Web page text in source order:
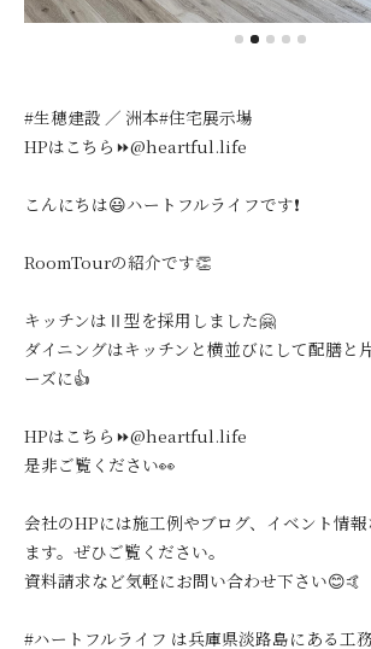
#生穂建設 ／ 洲本#住宅展示場
HPはこちら⏩@heartful.life
こんにちは😃ハートフルライフです❗️
RoomTourの紹介です👏
キッチンはⅡ型を採用しました🤗
ダイニングはキッチンと横並びにして配膳と
ーズに👍
HPはこちら⏩@heartful.life
是非ご覧ください👀
会社のHPには施工例やブログ、イベント情
ます。ぜひご覧ください。
資料請求など気軽にお問い合わせ下さい😊🤙
#ハートフルライフ は兵庫県淡路島にある工